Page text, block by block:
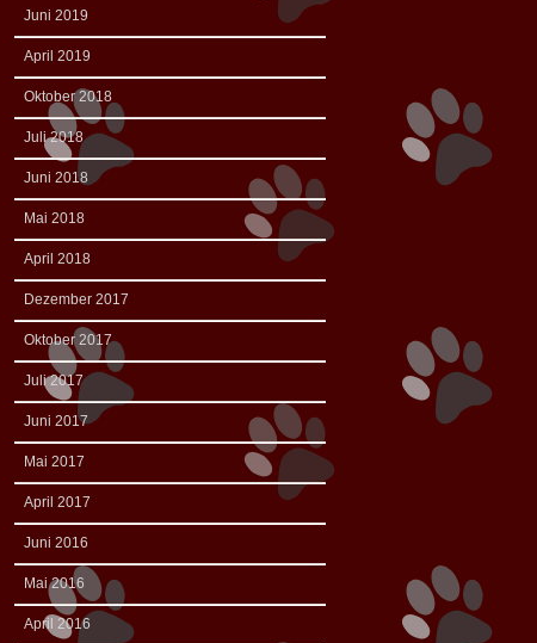
Juni 2019
April 2019
Oktober 2018
Juli 2018
Juni 2018
Mai 2018
April 2018
Dezember 2017
Oktober 2017
Juli 2017
Juni 2017
Mai 2017
April 2017
Juni 2016
Mai 2016
April 2016